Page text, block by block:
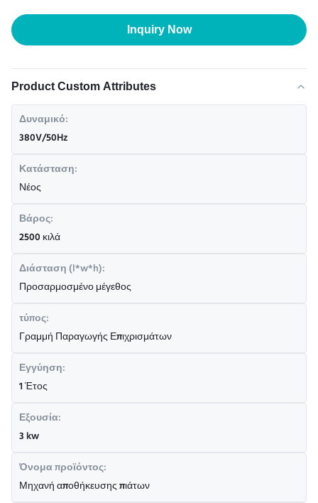
Inquiry Now
Product Custom Attributes
Δυναμικό:
380V/50Hz
Κατάσταση:
Νέος
Βάρος:
2500 κιλά
Διάσταση (l*w*h):
Προσαρμοσμένο μέγεθος
τύπος:
Γραμμή Παραγωγής Επιχρισμάτων
Εγγύηση:
1 Έτος
Εξουσία:
3 kw
Όνομα προϊόντος:
Μηχανή αποθήκευσης πιάτων